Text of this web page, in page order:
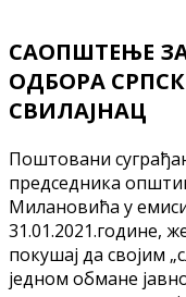
САОПШТЕЊЕ
ОДБОРА
СВИЛАЈНАЦ
Поштовани
председника
Милановића у
31.01.2021.године,
покушај да својим
једном обмане